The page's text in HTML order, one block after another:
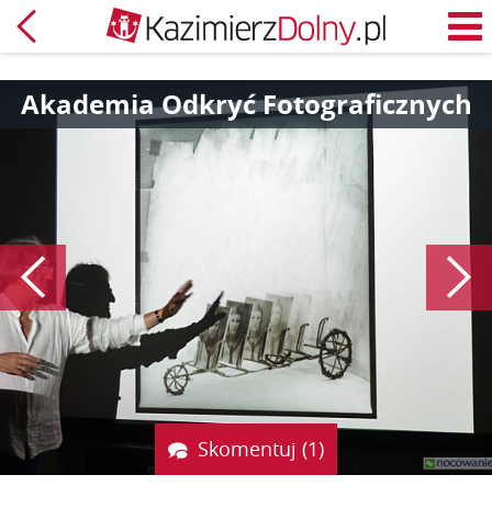
Powrót
Akademia Odkryć Fotograficznych
Poprzedni
Skomentuj (1)